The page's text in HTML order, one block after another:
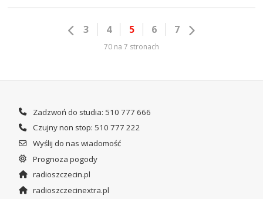
3 4 5 6 7
70 na 7 stronach
Zadzwoń do studia: 510 777 666
Czujny non stop: 510 777 222
Wyślij do nas wiadomość
Prognoza pogody
radioszczecin.pl
radioszczecinextra.pl